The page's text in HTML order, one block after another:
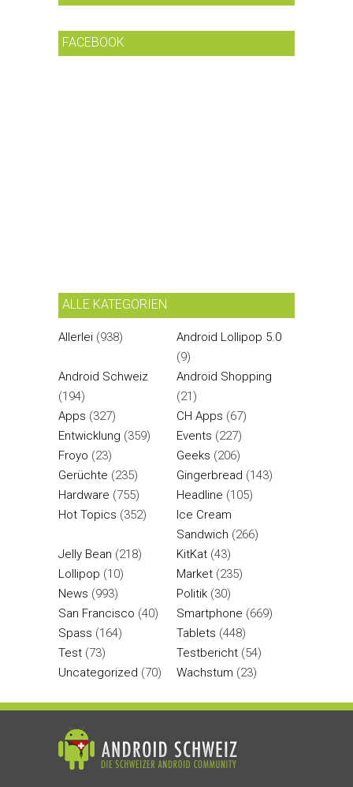
FACEBOOK
ALLE KATEGORIEN
Allerlei (938)
Android Lollipop 5.0
(9)
Android Schweiz
(194)
Android Shopping
(21)
Apps (327) CH Apps (67)
Entwicklung (359) Events (227)
Froyo (23) Geeks (206)
Gerüchte (235) Gingerbread (143)
Hardware (755) Headline (105)
Hot Topics (352)
Ice Cream
Sandwich (266)
Jelly Bean (218) KitKat (43)
Lollipop (10) Market (235)
News (993) Politik (30)
San Francisco (40) Smartphone (669)
Spass (164) Tablets (448)
Test (73) Testbericht (54)
Uncategorized (70) Wachstum (23)